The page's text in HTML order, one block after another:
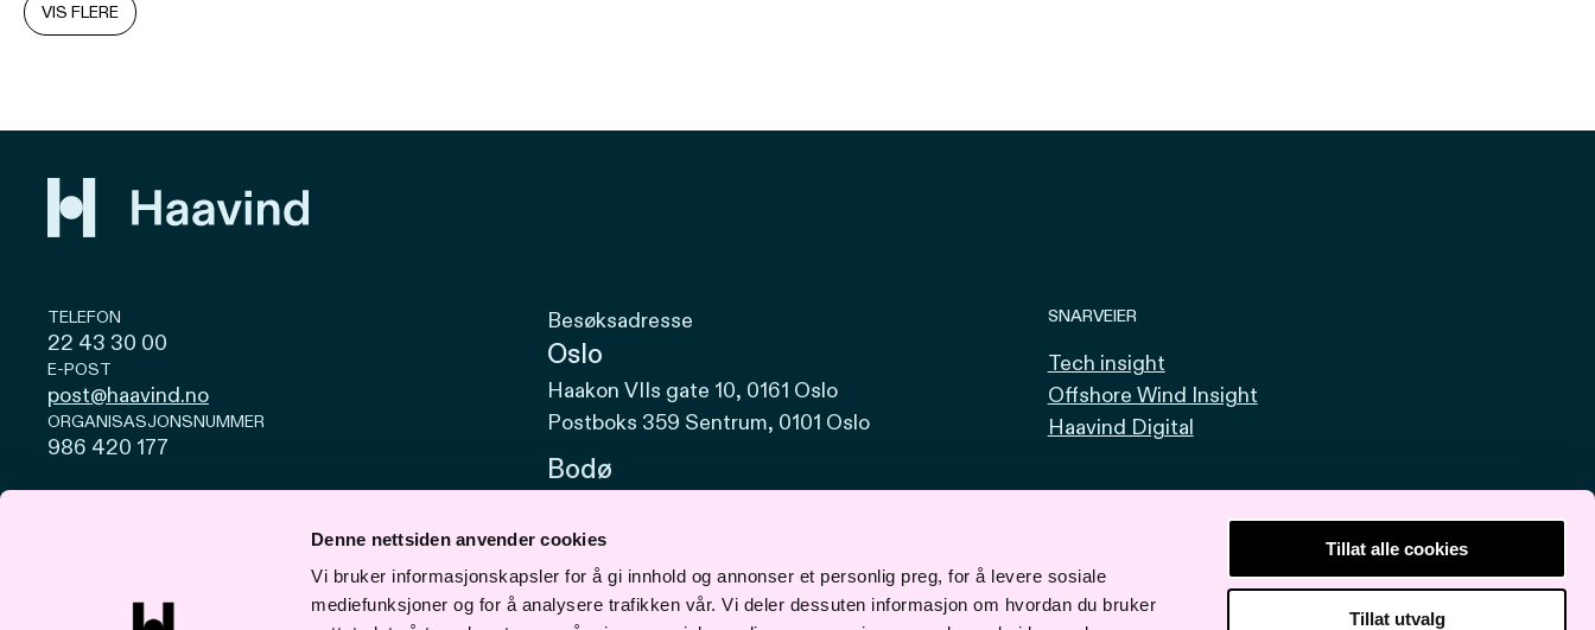
Denne nettsiden anvender cookies
Vi bruker informasjonskapsler for å gi innhold og annonser et personlig preg, for å levere sosiale
mediefunksjoner og for å analysere trafikken vår. Vi deler dessuten informasjon om hvordan du bruker
Tillat alle cookies
Tillat utvalg
VIS FLERE
TELEFON
22 43 30 00
E-POST
post@haavind.no
ORGANISASJONSNUMMER
986 420 177
Besøksadresse
Oslo
Haakon VIIs gate 10, 0161 Oslo
Postboks 359 Sentrum, 0101 Oslo
Bodø
Bergen
Vaskerelven 39, 5014 Bergen
SNARVEIER
Tech insight
Offshore Wind Insight
Haavind Digital